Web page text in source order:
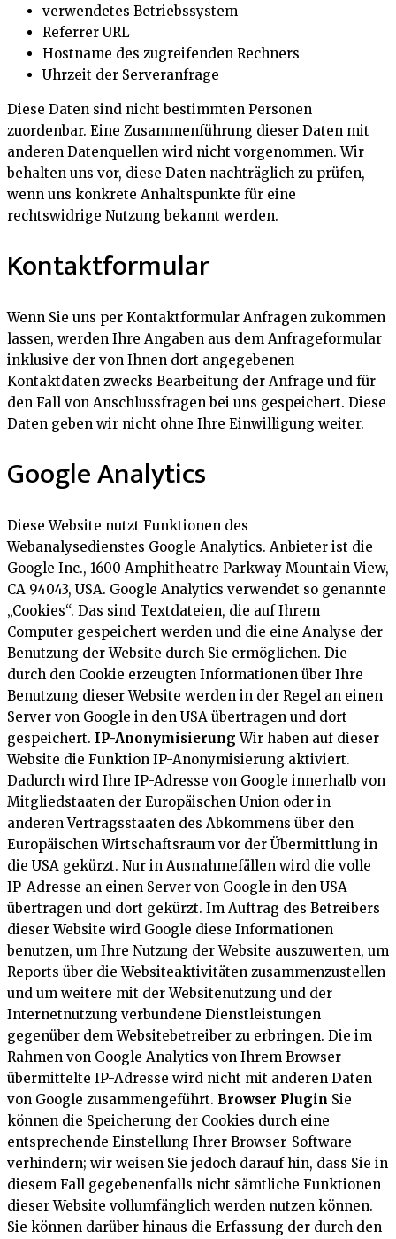
verwendetes Betriebssystem
Referrer URL
Hostname des zugreifenden Rechners
Uhrzeit der Serveranfrage
Diese Daten sind nicht bestimmten Personen
zuordenbar. Eine Zusammenführung dieser Daten mit
anderen Datenquellen wird nicht vorgenommen. Wir
behalten uns vor, diese Daten nachträglich zu prüfen,
wenn uns konkrete Anhaltspunkte für eine
rechtswidrige Nutzung bekannt werden.
Kontaktformular
Wenn Sie uns per Kontaktformular Anfragen zukommen
lassen, werden Ihre Angaben aus dem Anfrageformular
inklusive der von Ihnen dort angegebenen
Kontaktdaten zwecks Bearbeitung der Anfrage und für
den Fall von Anschlussfragen bei uns gespeichert. Diese
Daten geben wir nicht ohne Ihre Einwilligung weiter.
Google Analytics
Diese Website nutzt Funktionen des
Webanalysedienstes Google Analytics. Anbieter ist die
Google Inc., 1600 Amphitheatre Parkway Mountain View,
CA 94043, USA. Google Analytics verwendet so genannte
„Cookies“. Das sind Textdateien, die auf Ihrem
Computer gespeichert werden und die eine Analyse der
Benutzung der Website durch Sie ermöglichen. Die
durch den Cookie erzeugten Informationen über Ihre
Benutzung dieser Website werden in der Regel an einen
Server von Google in den USA übertragen und dort
gespeichert. IP-Anonymisierung Wir haben auf dieser
Website die Funktion IP-Anonymisierung aktiviert.
Dadurch wird Ihre IP-Adresse von Google innerhalb von
Mitgliedstaaten der Europäischen Union oder in
anderen Vertragsstaaten des Abkommens über den
Europäischen Wirtschaftsraum vor der Übermittlung in
die USA gekürzt. Nur in Ausnahmefällen wird die volle
IP-Adresse an einen Server von Google in den USA
übertragen und dort gekürzt. Im Auftrag des Betreibers
dieser Website wird Google diese Informationen
benutzen, um Ihre Nutzung der Website auszuwerten, um
Reports über die Websiteaktivitäten zusammenzustellen
und um weitere mit der Websitenutzung und der
Internetnutzung verbundene Dienstleistungen
gegenüber dem Websitebetreiber zu erbringen. Die im
Rahmen von Google Analytics von Ihrem Browser
übermittelte IP-Adresse wird nicht mit anderen Daten
von Google zusammengeführt. Browser Plugin Sie
können die Speicherung der Cookies durch eine
entsprechende Einstellung Ihrer Browser-Software
verhindern; wir weisen Sie jedoch darauf hin, dass Sie in
diesem Fall gegebenenfalls nicht sämtliche Funktionen
dieser Website vollumfänglich werden nutzen können.
Sie können darüber hinaus die Erfassung der durch den